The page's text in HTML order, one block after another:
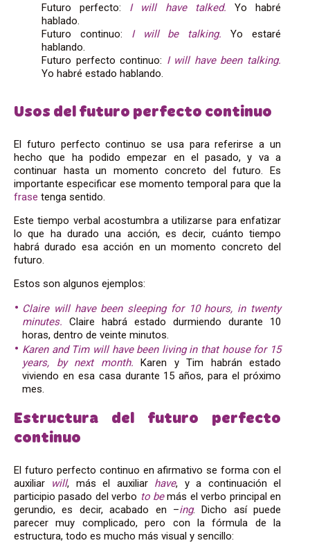
Futuro perfecto: I will have talked. Yo habré
hablado.
Futuro continuo: I will be talking. Yo estaré
hablando.
Futuro perfecto continuo: I will have been talking.
Yo habré estado hablando.
Usos del futuro perfecto continuo
El futuro perfecto continuo se usa para referirse a un
hecho que ha podido empezar en el pasado, y va a
continuar hasta un momento concreto del futuro. Es
importante especificar ese momento temporal para que la
frase tenga sentido.
Este tiempo verbal acostumbra a utilizarse para enfatizar
lo que ha durado una acción, es decir, cuánto tiempo
habrá durado esa acción en un momento concreto del
futuro.
Estos son algunos ejemplos:
Claire will have been sleeping for 10 hours, in twenty
minutes. Claire habrá estado durmiendo durante 10
horas, dentro de veinte minutos.
Karen and Tim will have been living in that house for 15
years, by next month. Karen y Tim habrán estado
viviendo en esa casa durante 15 años, para el próximo
mes.
Estructura del futuro perfecto
continuo
El futuro perfecto continuo en afirmativo se forma con el
auxiliar will, más el auxiliar have, y a continuación el
participio pasado del verbo to bemás el verbo principal en
gerundio, es decir, acabado en –ing. Dicho así puede
parecer muy complicado, pero con la fórmula de la
estructura, todo es mucho más visual y sencillo: